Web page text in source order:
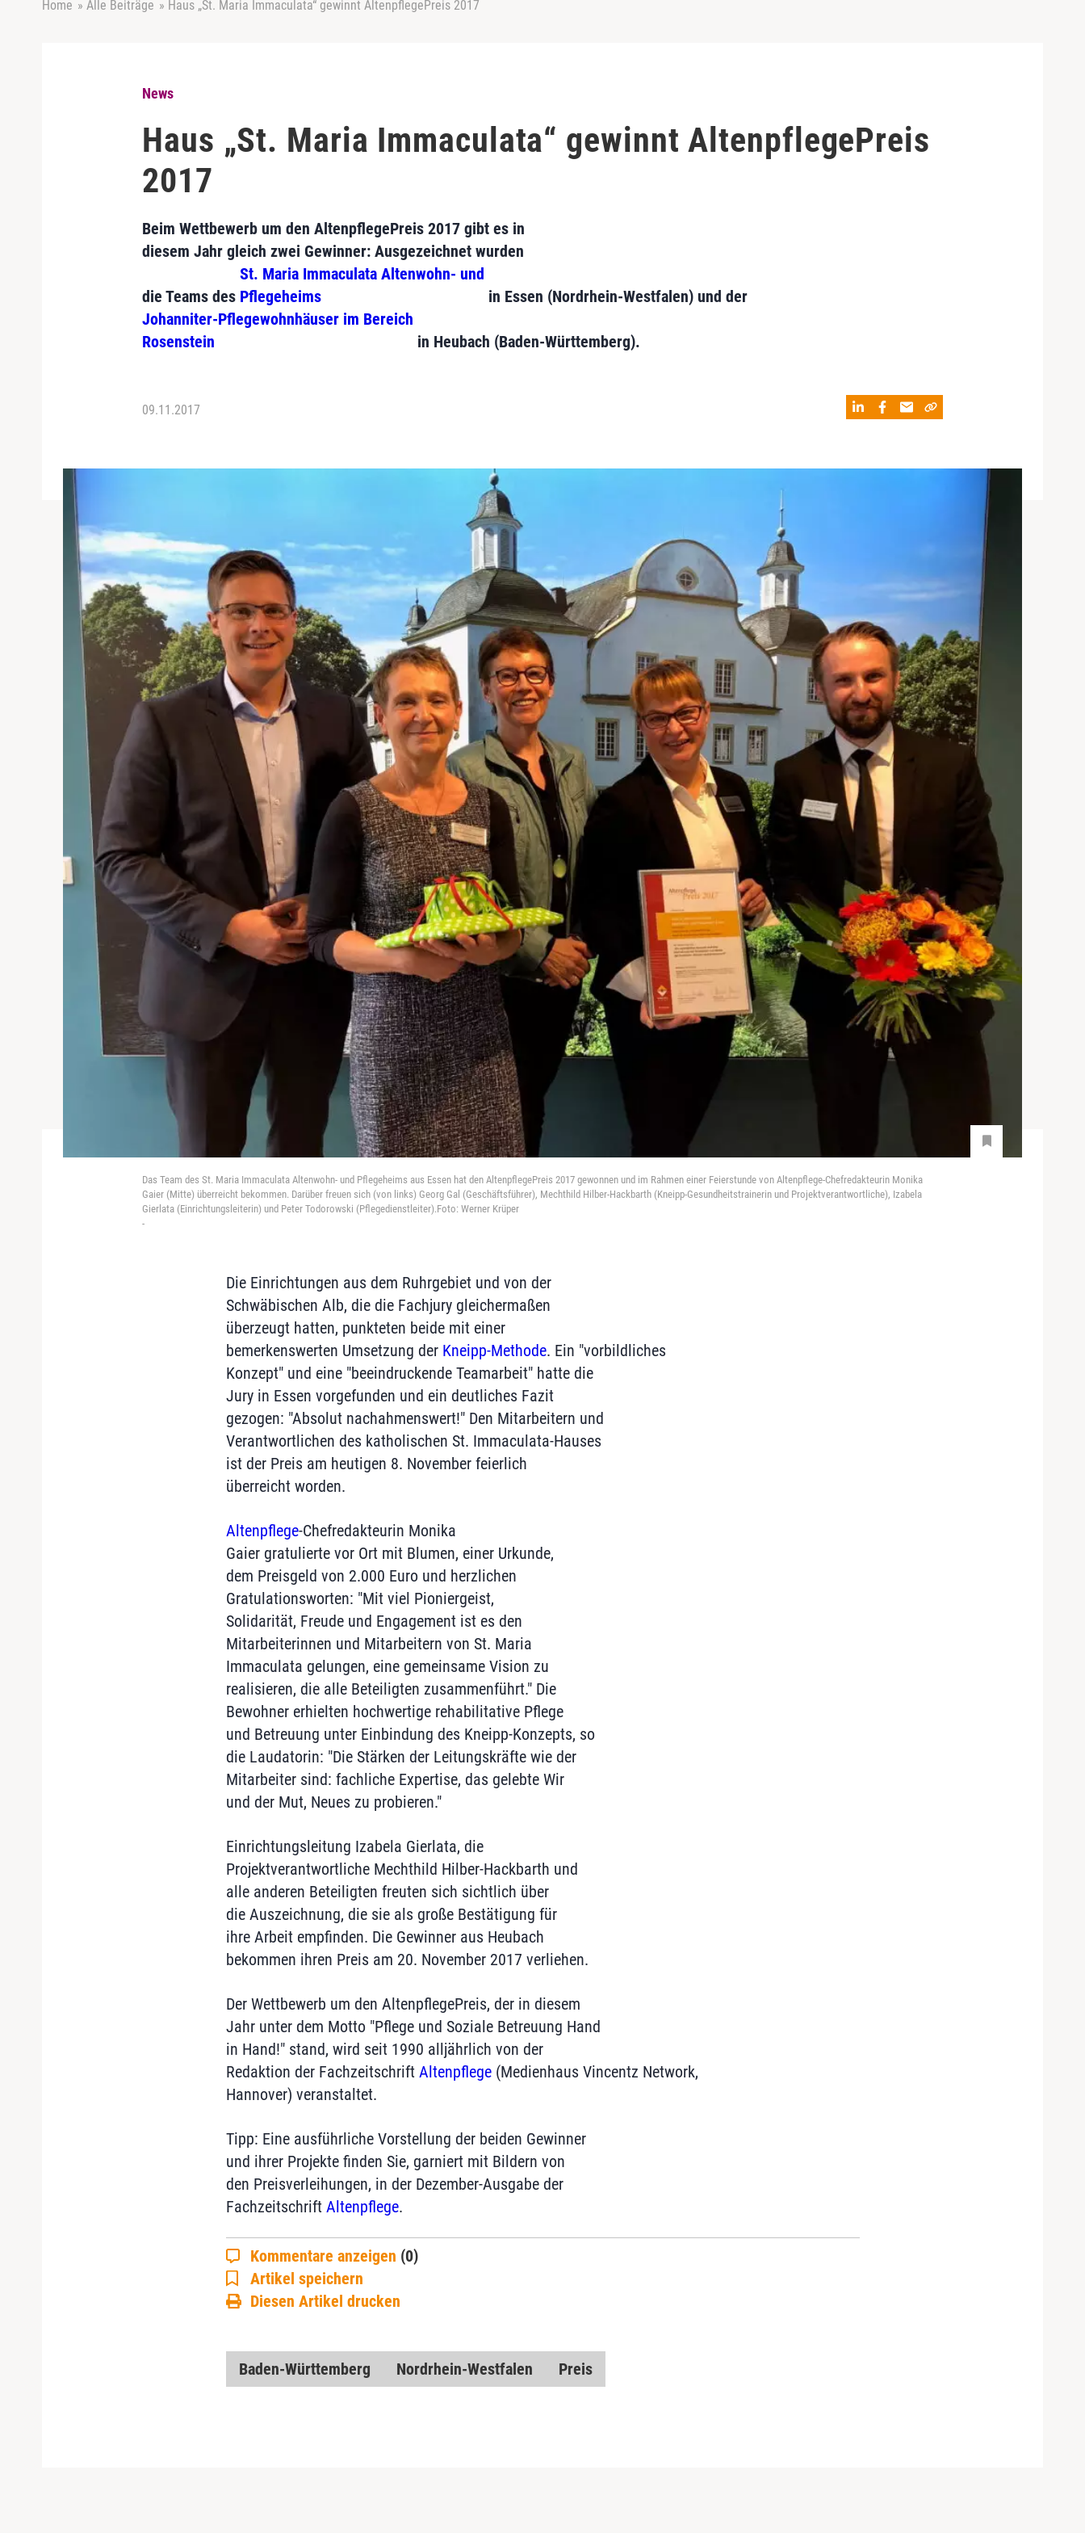
Home » Alle Beiträge » Haus „St. Maria Immaculata“ gewinnt AltenpflegePreis 2017
News
Haus „St. Maria Immaculata“ gewinnt AltenpflegePreis
2017
Beim Wettbewerb um den AltenpflegePreis 2017 gibt es in
diesem Jahr gleich zwei Gewinner: Ausgezeichnet wurden
die Teams des
St. Maria Immaculata Altenwohn- und
Pflegeheims
in Essen (Nordrhein-Westfalen) und der
Johanniter-Pflegewohnhäuser im Bereich
Rosenstein
in Heubach (Baden-Württemberg).
09.11.2017
Das Team des St. Maria Immaculata Altenwohn- und Pflegeheims aus Essen hat den AltenpflegePreis 2017 gewonnen und im Rahmen einer Feierstunde von Altenpflege-Chefredakteurin Monika
Gaier (Mitte) überreicht bekommen. Darüber freuen sich (von links) Georg Gal (Geschäftsführer), Mechthild Hilber-Hackbarth (Kneipp-Gesundheitstrainerin und Projektverantwortliche), Izabela
Gierlata (Einrichtungsleiterin) und Peter Todorowski (Pflegedienstleiter).Foto: Werner Krüper
-
Die Einrichtungen aus dem Ruhrgebiet und von der
Schwäbischen Alb, die die Fachjury gleichermaßen
überzeugt hatten, punkteten beide mit einer
bemerkenswerten Umsetzung der Kneipp-Methode. Ein "vorbildliches
Konzept" und eine "beeindruckende Teamarbeit" hatte die
Jury in Essen vorgefunden und ein deutliches Fazit
gezogen: "Absolut nachahmenswert!" Den Mitarbeitern und
Verantwortlichen des katholischen St. Immaculata-Hauses
ist der Preis am heutigen 8. November feierlich
überreicht worden.
Altenpflege-Chefredakteurin Monika
Gaier gratulierte vor Ort mit Blumen, einer Urkunde,
dem Preisgeld von 2.000 Euro und herzlichen
Gratulationsworten: "Mit viel Pioniergeist,
Solidarität, Freude und Engagement ist es den
Mitarbeiterinnen und Mitarbeitern von St. Maria
Immaculata gelungen, eine gemeinsame Vision zu
realisieren, die alle Beteiligten zusammenführt." Die
Bewohner erhielten hochwertige rehabilitative Pflege
und Betreuung unter Einbindung des Kneipp-Konzepts, so
die Laudatorin: "Die Stärken der Leitungskräfte wie der
Mitarbeiter sind: fachliche Expertise, das gelebte Wir
und der Mut, Neues zu probieren."
Einrichtungsleitung Izabela Gierlata, die
Projektverantwortliche Mechthild Hilber-Hackbarth und
alle anderen Beteiligten freuten sich sichtlich über
die Auszeichnung, die sie als große Bestätigung für
ihre Arbeit empfinden. Die Gewinner aus Heubach
bekommen ihren Preis am 20. November 2017 verliehen.
Der Wettbewerb um den AltenpflegePreis, der in diesem
Jahr unter dem Motto "Pflege und Soziale Betreuung Hand
in Hand!" stand, wird seit 1990 alljährlich von der
Redaktion der Fachzeitschrift Altenpflege(Medienhaus Vincentz Network,
Hannover) veranstaltet.
Tipp: Eine ausführliche Vorstellung der beiden Gewinner
und ihrer Projekte finden Sie, garniert mit Bildern von
den Preisverleihungen, in der Dezember-Ausgabe der
Fachzeitschrift Altenpflege.
Kommentare anzeigen (0)
Artikel speichern
Diesen Artikel drucken
Baden-Württemberg Nordrhein-Westfalen Preis